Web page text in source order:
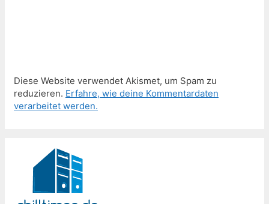
Diese Website verwendet Akismet, um Spam zu
reduzieren. Erfahre, wie deine Kommentardaten
verarbeitet werden.